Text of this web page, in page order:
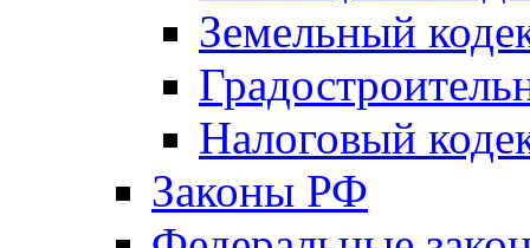
Земельный
Налоговый
Законы РФ